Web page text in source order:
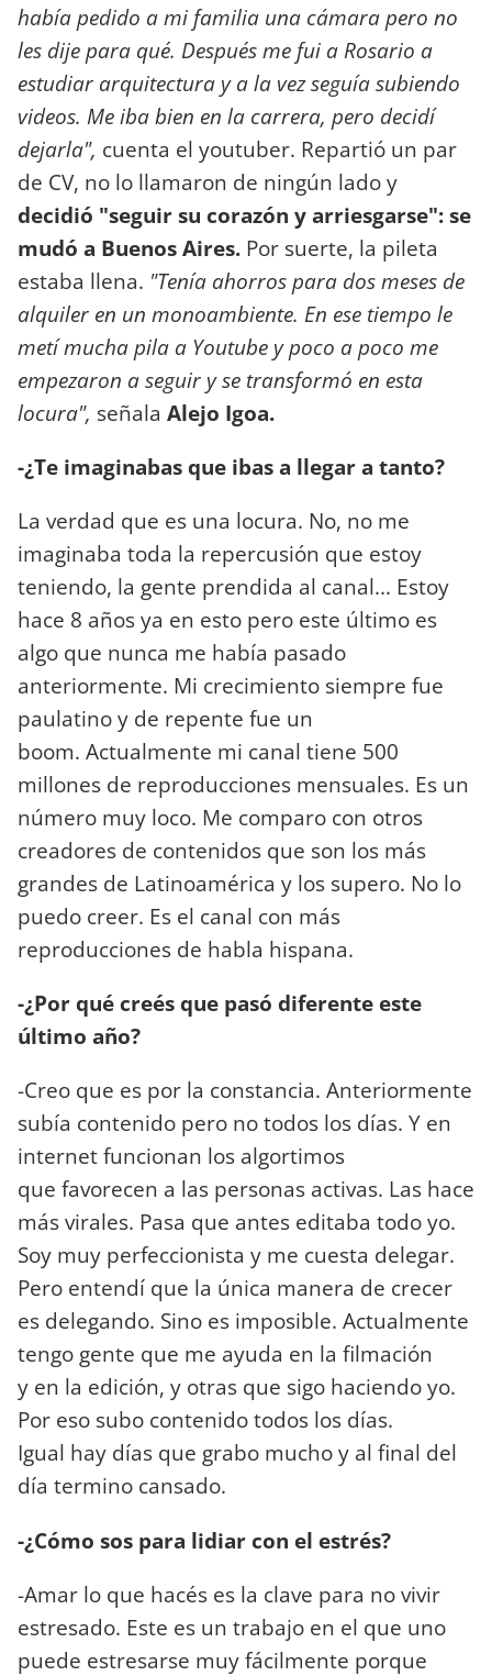
había pedido a mi familia una cámara pero no
les dije para qué. Después me fui a Rosario a
estudiar arquitectura y a la vez seguía subiendo
videos. Me iba bien en la carrera, pero decidí
dejarla", cuenta el youtuber. Repartió un par
de CV, no lo llamaron de ningún lado y
decidió "seguir su corazón y arriesgarse": se
mudó a Buenos Aires. Por suerte, la pileta
estaba llena. "Tenía ahorros para dos meses de
alquiler en un monoambiente. En ese tiempo le
metí mucha pila a Youtube y poco a poco me
empezaron a seguir y se transformó en esta
locura", señala Alejo Igoa.
-¿Te imaginabas que ibas a llegar a tanto?
La verdad que es una locura. No, no me
imaginaba toda la repercusión que estoy
teniendo, la gente prendida al canal... Estoy
hace 8 años ya en esto pero este último es
algo que nunca me había pasado
anteriormente. Mi crecimiento siempre fue
paulatino y de repente fue un
boom. Actualmente mi canal tiene 500
millones de reproducciones mensuales. Es un
número muy loco. Me comparo con otros
creadores de contenidos que son los más
grandes de Latinoamérica y los supero. No lo
puedo creer. Es el canal con más
reproducciones de habla hispana.
-¿Por qué creés que pasó diferente este
último año?
-Creo que es por la constancia. Anteriormente
subía contenido pero no todos los días. Y en
internet funcionan los algortimos
que favorecen a las personas activas. Las hace
más virales. Pasa que antes editaba todo yo.
Soy muy perfeccionista y me cuesta delegar.
Pero entendí que la única manera de crecer
es delegando. Sino es imposible. Actualmente
tengo gente que me ayuda en la filmación
y en la edición, y otras que sigo haciendo yo.
Por eso subo contenido todos los días.
Igual hay días que grabo mucho y al final del
día termino cansado.
-¿Cómo sos para lidiar con el estrés?
-Amar lo que hacés es la clave para no vivir
estresado. Este es un trabajo en el que uno
puede estresarse muy fácilmente porque